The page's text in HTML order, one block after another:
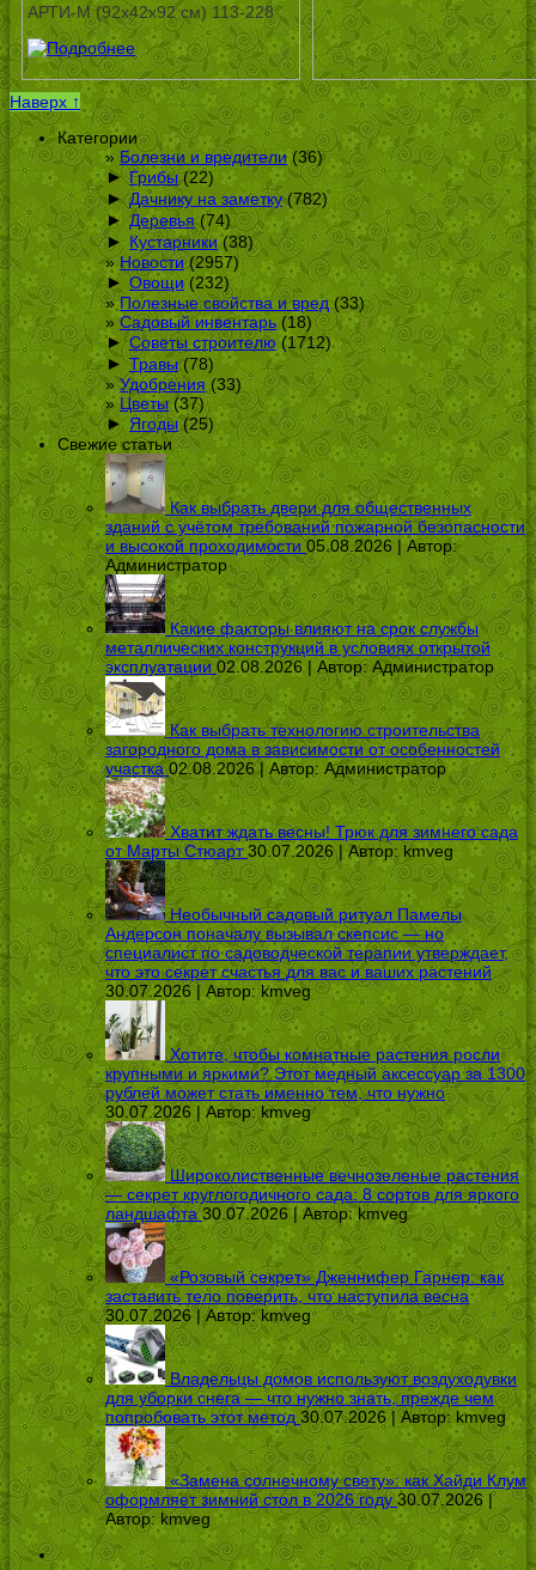
АРТИ-М (92х42х92 см) 113-228
Наверх ↑
Категории
Болезни и вредители (36)
► Грибы(22)
► Дачнику на заметку(782)
► Деревья(74)
► Кустарники (38)
Новости(2957)
► Овощи(232)
Полезные свойства и вред(33)
Садовый инвентарь (18)
► Советы строителю (1712)
► Травы(78)
Удобрения (33)
Цветы(37)
► Ягоды(25)
Свежие статьи
Как выбрать двери для общественных
зданий с учётом требований пожарной безопасности
и высокой проходимости 05.08.2026 | Автор:
Администратор
Какие факторы влияют на срок службы
металлических конструкций в условиях открытой
эксплуатации 02.08.2026 | Автор:Администратор
Как выбрать технологию строительства
загородного дома в зависимости от особенностей
участка 02.08.2026 | Автор:Администратор
Хватит ждать весны! Трюк для зимнего сада
от Марты Стюарт 30.07.2026 | Автор:kmveg
Необычный садовый ритуал Памелы
Андерсон поначалу вызывал скепсис — но
специалист по садоводческой терапии утверждает,
что это секрет счастья для вас и ваших растений
30.07.2026 | Автор: kmveg
Хотите, чтобы комнатные растения росли
крупными и яркими? Этот медный аксессуар за 1300
рублей может стать именно тем, что нужно
30.07.2026 | Автор:kmveg
Широколиственные вечнозеленые растения
— секрет круглогодичного сада: 8 сортов для яркого
ландшафта 30.07.2026 | Автор:kmveg
«Розовый секрет» Дженнифер Гарнер: как
заставить тело поверить, что наступила весна
30.07.2026 | Автор:kmveg
Владельцы домов используют воздуходувки
для уборки снега — что нужно знать, прежде чем
попробовать этот метод 30.07.2026 | Автор: kmveg
«Замена солнечному свету»: как Хайди Клум
оформляет зимний стол в 2026 году 30.07.2026 |
Автор: kmveg